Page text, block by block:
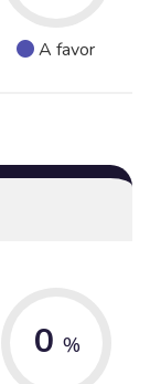
A favor
0 %